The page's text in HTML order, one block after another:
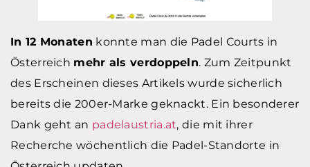
In 12 Monaten konnte man die Padel Courts in
Österreich mehr als verdoppeln. Zum Zeitpunkt
des Erscheinen dieses Artikels wurde sicherlich
bereits die 200er-Marke geknackt. Ein besonderer
Dank geht an padelaustria.at, die mit ihrer
Recherche wöchentlich die Padel-Standorte in